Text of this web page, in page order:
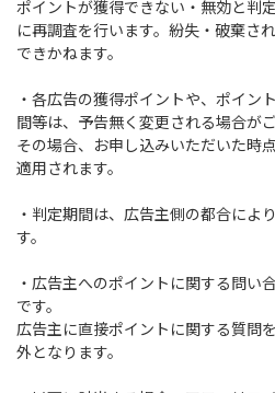
ポイントが獲得できない・無効と判
に再調査を行います。紛失・破棄さ
できかねます。
・各広告の獲得ポイントや、ポイン
間等は、予告無く変更される場合がご
その場合、お申し込みいただいた時
適用されます。
・判定期間は、広告主側の都合によ
す。
・広告主へのポイントに関する問い
です。
広告主に直接ポイントに関する質問
外となります。